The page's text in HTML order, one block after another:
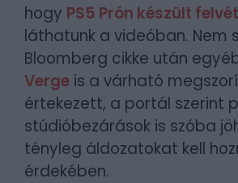
hogy PS5 Prón készült
láthatunk a videóban. Nem
Bloomberg cikke után
Verge is a várható
értekezett, a portál szerint
stúdióbezárások is szóba
tényleg áldozatokat kell
érdekében.